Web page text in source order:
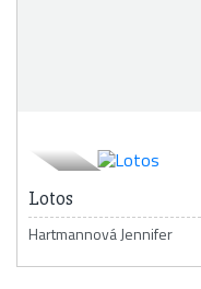
Lotos
Hartmannová Jennifer